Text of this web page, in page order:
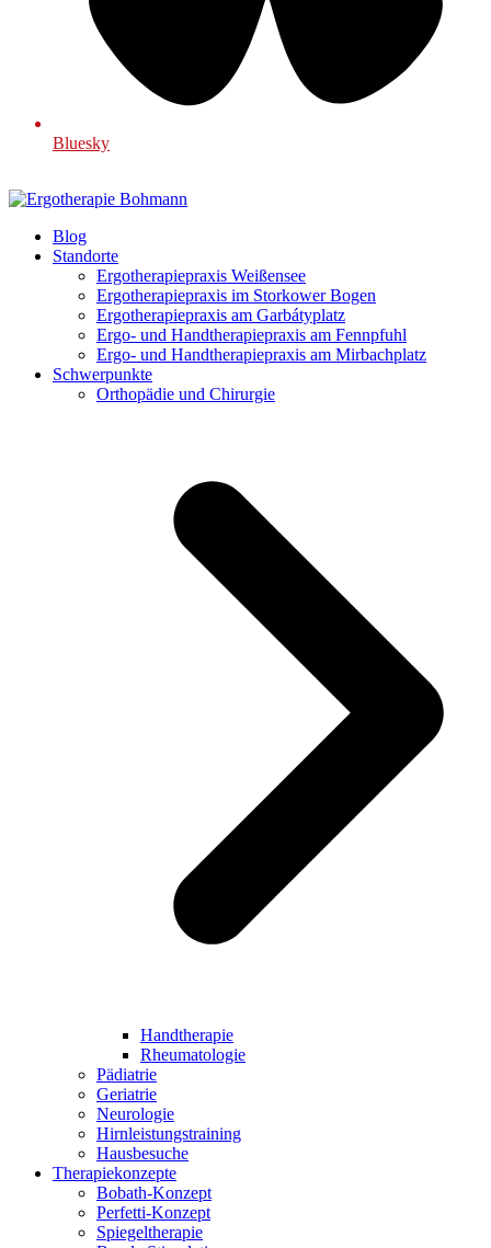
Bluesky
Blog
Standorte
Ergotherapiepraxis Weißensee
Ergotherapiepraxis im Storkower Bogen
Ergotherapiepraxis am Garbátyplatz
Ergo- und Handtherapiepraxis am Fennpfuhl
Ergo- und Handtherapiepraxis am Mirbachplatz
Schwerpunkte
Orthopädie und Chirurgie
Handtherapie
Rheumatologie
Pädiatrie
Geriatrie
Neurologie
Hirnleistungstraining
Hausbesuche
Therapiekonzepte
Bobath-Konzept
Perfetti-Konzept
Spiegeltherapie